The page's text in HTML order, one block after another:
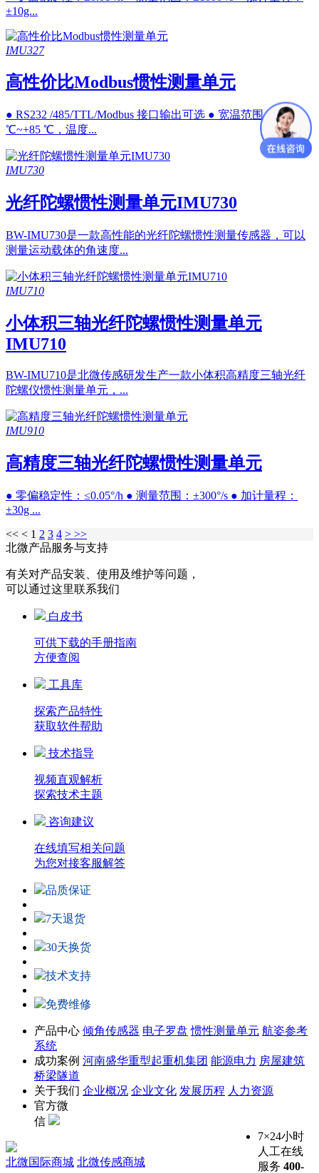
±10g...
IMU327
高性价比Modbus惯性测量单元
● RS232 /485/TTL/Modbus 接口输出可选 ● 宽温范围：-40
℃~+85 ℃，温度...
IMU730
光纤陀螺惯性测量单元IMU730
BW-IMU730是一款高性能的光纤陀螺惯性测量传感器，可以
测量运动载体的角速度...
IMU710
小体积三轴光纤陀螺惯性测量单元
IMU710
BW-IMU710是北微传感研发生产一款小体积高精度三轴光纤
陀螺仪惯性测量单元，...
IMU910
高精度三轴光纤陀螺惯性测量单元
● 零偏稳定性：≤0.05°/h ● 测量范围：±300°/s ● 加计量程：
±30g ...
<< < 1 2 3 4 > >>
北微产品服务与支持
有关对产品安装、使用及维护等问题，
可以通过这里联系我们
白皮书
可供下载的手册指南
方便查阅
工具库
探索产品特性
获取软件帮助
技术指导
视频直观解析
探索技术主题
咨询建议
在线填写相关问题
为您对接客服解答
品质保证
7天退货
30天换货
技术支持
免费维修
产品中心 倾角传感器 电子罗盘 惯性测量单元 航姿参考
系统
成功案例 河南盛华重型起重机集团 能源电力 房屋建筑
桥梁隧道
关于我们 企业概况 企业文化 发展历程 人力资源
官方微
信
7×24小时
人工在线
服务 400-
北微国际商城 北微传感商城